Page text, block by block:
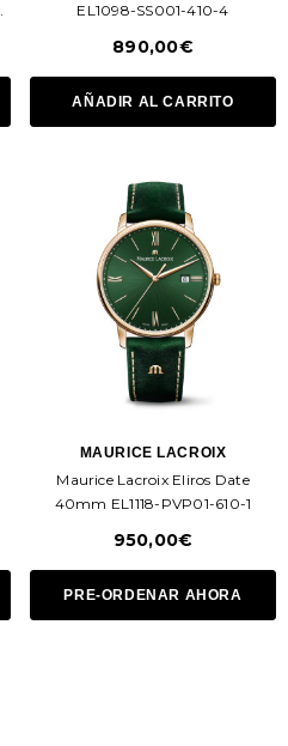
EL1098-SS001-410-4
890,00€
AÑADIR AL CARRITO
MAURICE LACROIX
Maurice Lacroix Eliros Date
40mm EL1118-PVP01-610-1
950,00€
PRE-ORDENAR AHORA